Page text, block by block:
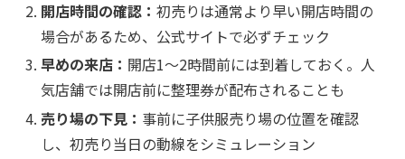
開店時間の確認：初売りは通常より早い開店時間の
場合があるため、公式サイトで必ずチェック
早めの来店： 開店1〜2時間前には到着しておく。人
気店舗では開店前に整理券が配布されることも
売り場の下見： 事前に子供服売り場の位置を確認
し、初売り当日の動線をシミュレーション